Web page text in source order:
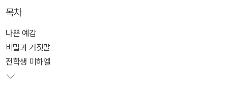
학대와 체벌을 다루고 있지만 전반에 흐르는 주제는 거기 머무르지
않는다. 학대와 소외가 지천으로 널린 환경을 탓하기 이전에 '아이
들'에 눈을 맞추려 하기 때문.
목차
나쁜 예감
비밀과 거짓말
전학생 미하엘